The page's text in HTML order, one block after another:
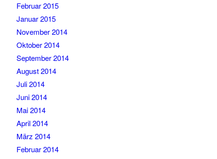
Februar 2015
Januar 2015
November 2014
Oktober 2014
September 2014
August 2014
Juli 2014
Juni 2014
Mai 2014
April 2014
März 2014
Februar 2014